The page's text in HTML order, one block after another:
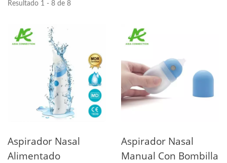
Resultado 1 - 8 de 8
Aspirador Nasal
Alimentado
Aspirador Nasal
Manual Con Bombilla